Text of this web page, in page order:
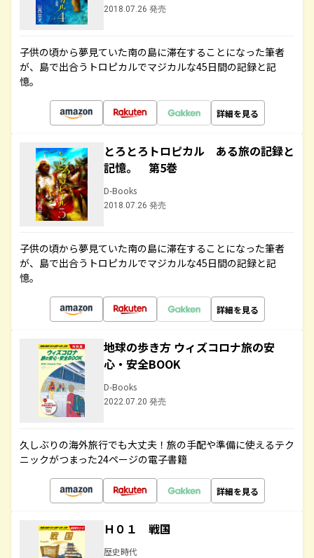
2018.07.26 発売
子供の頃から夢見ていた南の島に滞在することになった筆者
が、島で出合うトロピカルでマジカルな45日間の記録と記
憶。
詳細を見る
とろとろトロピカル ある旅の記録と
記憶。 第5巻
D-Books
2018.07.26 発売
子供の頃から夢見ていた南の島に滞在することになった筆者
が、島で出合うトロピカルでマジカルな45日間の記録と記
憶。
詳細を見る
地球の歩き方 ウィズコロナ旅の安
心・安全BOOK
D-Books
2022.07.20 発売
久しぶりの海外旅行でも大丈夫！旅の手配や準備に使えるテク
ニックがつまった24ページの電子書籍
詳細を見る
Ｈ０１ 戦国
歴史時代